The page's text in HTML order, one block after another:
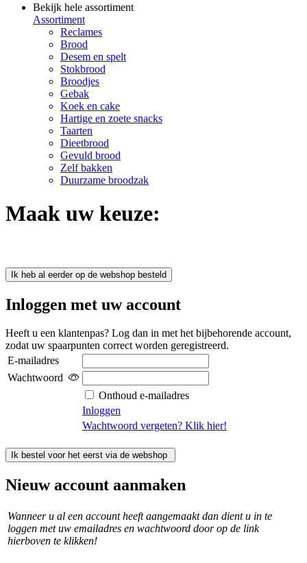
Bekijk hele assortiment
Assortiment
Reclames
Brood
Desem en spelt
Stokbrood
Broodjes
Gebak
Koek en cake
Hartige en zoete snacks
Taarten
Dieetbrood
Gevuld brood
Zelf bakken
Duurzame broodzak
Maak uw keuze:
Ik heb al eerder op de webshop besteld
Inloggen met uw account
Heeft u een klantenpas? Log dan in met het bijbehorende account,
zodat uw spaarpunten correct worden geregistreerd.
E-mailadres
Wachtwoord
Onthoud e-mailadres
Inloggen
Wachtwoord vergeten? Klik hier!
Ik bestel voor het eerst via de webshop
Nieuw account aanmaken
Wanneer u al een account heeft aangemaakt dan dient u in te
loggen met uw emailadres en wachtwoord door op de link
hierboven te klikken!